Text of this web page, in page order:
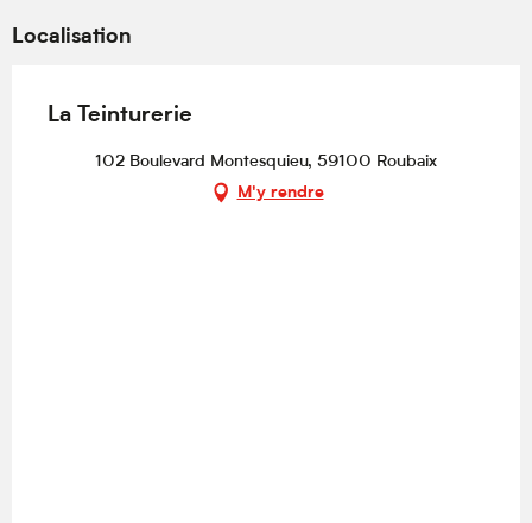
Localisation
La Teinturerie
102 Boulevard Montesquieu, 59100 Roubaix
M'y rendre